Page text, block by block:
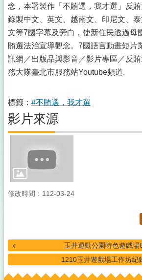
念，本署製作「不賄選，我才選」反
錄製中文、英文、越南文、印尼文、
文等7國字幕及旁白，使新住民透過母
賄選法治宣導觀念。7國語言動畫短片
訊網／出版品與影音／影片專區／反
務大隊臺北市服務站Youtube頻道.
標籤： #不賄選，我才選
影片來源
修改時間：112-03-24
玉井運動公園特色遊戲場
1210玉井遊戲場工作坊紀
:::